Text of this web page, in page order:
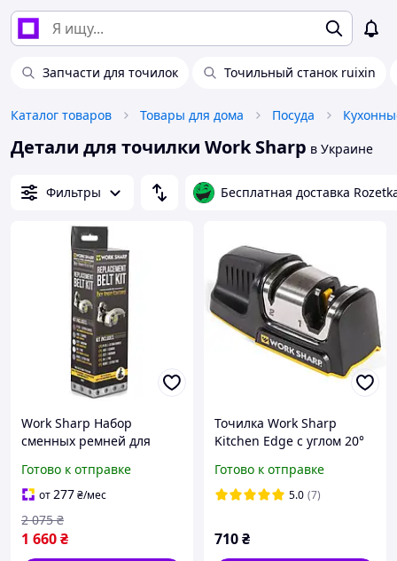
Запчасти для точилок Точильный станок ruixin
Каталог товаров Товары для дома Посуда
Детали для точилки Work Sharp в Украине
Фильтры Бесплатная доставка
Work Sharp Набор
сменных ремней для
Готово к отправке
от277₴/мес
1 660₴
2 075 ₴
Точилка Work Sharp
Kitchen Edge с углом 20°
ножей
Готово к отправке
5.0 (7)
710₴